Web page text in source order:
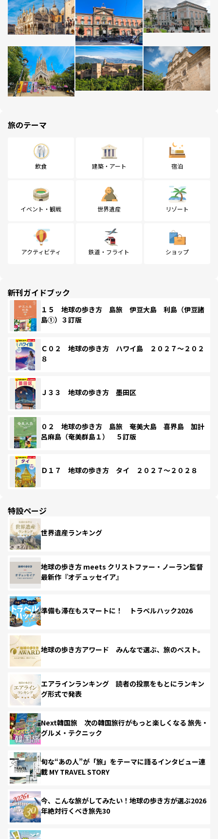
旅のテーマ
飲食 建築・アート 宿泊
イベント・観戦 世界遺産 リゾート
アクティビティ 鉄道・フライト ショップ
新刊ガイドブック
１５ 地球の歩き方 島旅 伊豆大島 利島（伊豆諸
島①）３訂版
Ｃ０２ 地球の歩き方 ハワイ島 ２０２７～２０２
８
Ｊ３３ 地球の歩き方 墨田区
０２ 地球の歩き方 島旅 奄美大島 喜界島 加計
呂麻島（奄美群島１） ５訂版
Ｄ１７ 地球の歩き方 タイ ２０２７～２０２８
特設ページ
世界遺産ランキング
地球の歩き方 meets クリストファー・ノーラン監督
最新作『オデュッセイア』
準備も滞在もスマートに！ トラベルハック2026
地球の歩き方アワード みんなで選ぶ、旅のベスト。
エアラインランキング 読者の投票をもとにランキン
グ形式で発表
Next韓国旅 次の韓国旅行がもっと楽しくなる 旅先・
グルメ・テクニック
旬な“あの人”が「旅」をテーマに語るインタビュー連
載 MY TRAVEL STORY
今、こんな旅がしてみたい！地球の歩き方が選ぶ2026
年絶対行くべき旅先30